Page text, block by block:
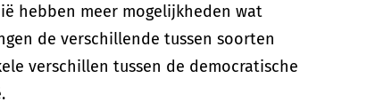
hebben meer mogelijkheden wat
de verschillende tussen soorten
verschillen tussen de democratische